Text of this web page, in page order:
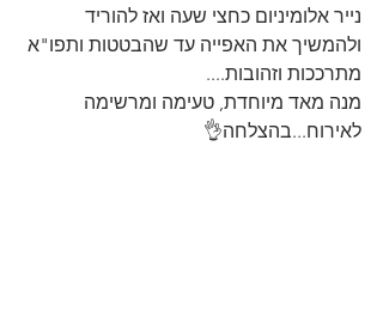
נייר אלומיניום כחצי שעה ואז להוריד
ולהמשיך את האפייה עד שהבטטות ותפו"א
מתרככות וזהובות....
מנה מאד מיוחדת, טעימה ומרשימה
לאירוח...בהצלחה👌